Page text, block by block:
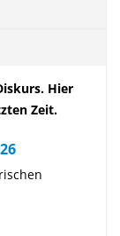
Hier
Zeit.